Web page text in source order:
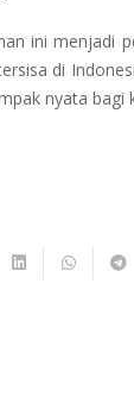
ini menjadi
di
nyata bagi